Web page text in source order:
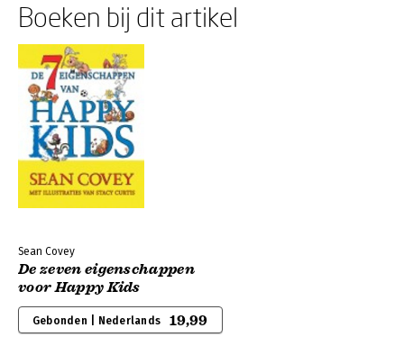
Boeken bij dit artikel
Sean Covey
De zeven eigenschappen
voor Happy Kids
Gebonden | Nederlands 19,99